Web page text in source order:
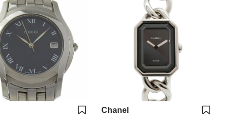
Chanel